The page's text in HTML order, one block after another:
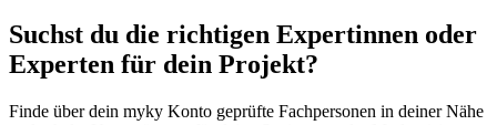
Suchst du die richtigen Expertinnen oder
Experten für dein Projekt?
Finde über dein myky Konto geprüfte Fachpersonen in deiner Nähe